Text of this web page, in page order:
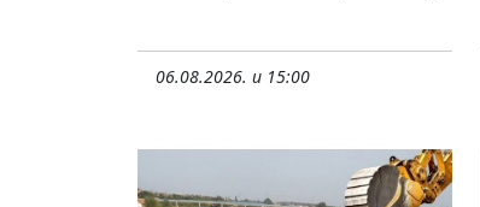
06.08.2026. u 15:00